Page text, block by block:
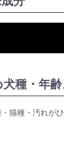
種・年
猫種・汚れが